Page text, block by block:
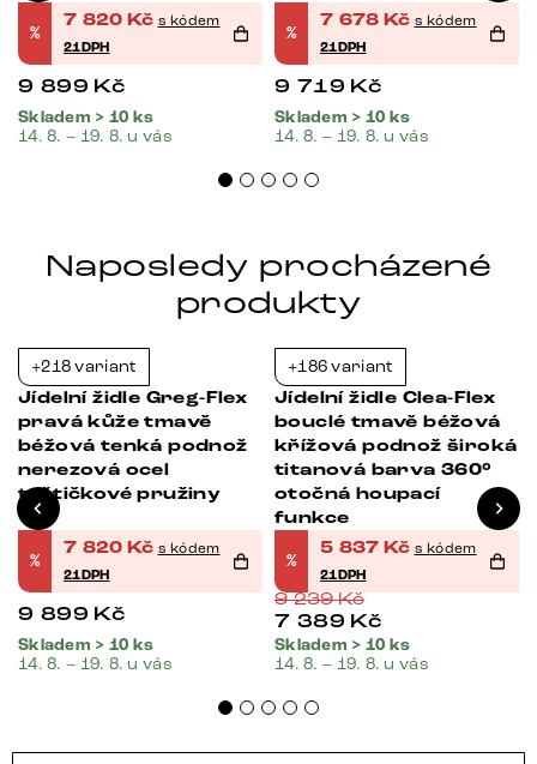
%
7 820 Kč s kódem
21DPH
9 899 Kč
Skladem > 10 ks
14. 8. – 19. 8. u vás
%
7 678 Kč s kódem
21DPH
9 719 Kč
Skladem > 10 ks
14. 8. – 19. 8. u vás
Naposledy procházené
produkty
+218 variant
Jídelní židle Greg-Flex
pravá kůže tmavě
béžová tenká podnož
nerezová ocel
taštičkové pružiny
%
7 820 Kč s kódem
21DPH
9 899 Kč
Skladem > 10 ks
14. 8. – 19. 8. u vás
+186 variant
Jídelní židle Clea-Flex
bouclé tmavě béžová
křížová podnož široká
titanová barva 360°
otočná houpací
funkce
%
5 837 Kč s kódem
21DPH
9 239Kč
7 389 Kč
Skladem > 10 ks
14. 8. – 19. 8. u vás